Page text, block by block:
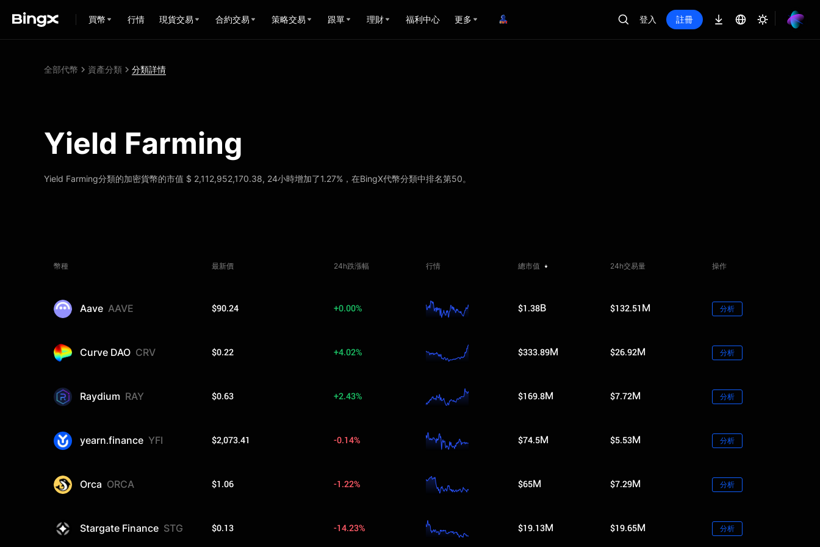
買幣 行情 現貨交易 合約交易 策略交易 跟單 理財 福利中心 更多 登入 註冊
全部代幣 資產分類 分類詳情
Yield Farming
Yield Farming分類的加密貨幣的市值 $ 2,112,952,170.38, 24小時增加了1.27%，在BingX代幣分類中排名第50。
幣種 最新價 24h跌漲幅 行情 總市值 24h交易量 操作
Aave AAVE $90.24 +0.00% $1.38B $132.51M 分析
Curve DAO CRV $0.22 +4.02% $333.89M $26.92M 分析
Raydium RAY $0.63 +2.43% $169.8M $7.72M 分析
yearn.finance YFI $2,073.41 -0.14% $74.5M $5.53M 分析
Orca ORCA $1.06 -1.22% $65M $7.29M 分析
Stargate Finance STG $0.13 -14.23% $19.13M $19.65M 分析